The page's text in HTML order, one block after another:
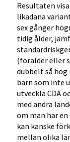
Resultaten
likadana
sex gånger
tidig ålder,
(förälder eller
dubbelt så
barn som inte
utveckla CDA
med andra
om man har
kan kanske
mellan olika